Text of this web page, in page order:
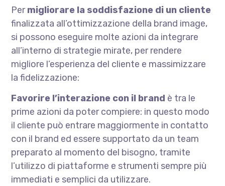
Permigliorare la soddisfazione di un cliente
finalizzata all’ottimizzazione della brand image,
si possono eseguire molte azioni da integrare
all’interno di strategie mirate, per rendere
migliore l’esperienza del cliente e massimizzare
la fidelizzazione:
Favorire l’interazione con il brand è tra le
prime azioni da poter compiere: in questo modo
il cliente può entrare maggiormente in contatto
con il brand ed essere supportato da un team
preparato al momento del bisogno, tramite
l’utilizzo di piattaforme e strumenti sempre più
immediati e semplici da utilizzare.